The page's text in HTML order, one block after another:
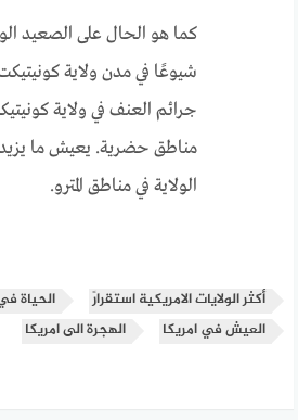
كما هو الحال على الصعيد
شيوعًا في مدن ولاية
الولاية في مناطق المترو.
أكثر الولايات الامريكية استقرارً
الحياة
العيش في امريكا
الهجرة الى امريكا